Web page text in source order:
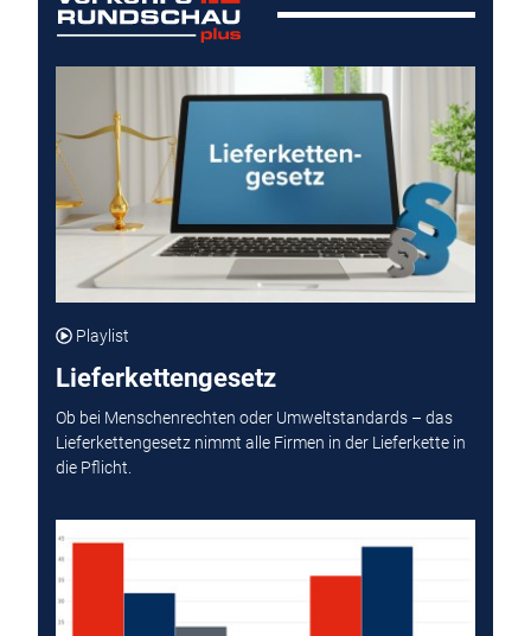
Playlist
Lieferkettengesetz
Ob bei Menschenrechten oder Umweltstandards – das
Lieferkettengesetz nimmt alle Firmen in der Lieferkette in
die Pflicht.